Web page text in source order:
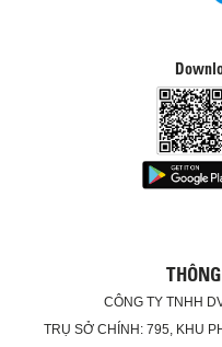
CÔNG TY TNHH
TRỤ SỞ CHÍNH: 795, KHU